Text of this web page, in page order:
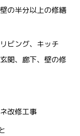
の半分以上の修繕
ビング、キッチ
関、廊下、壁の修
改修工事